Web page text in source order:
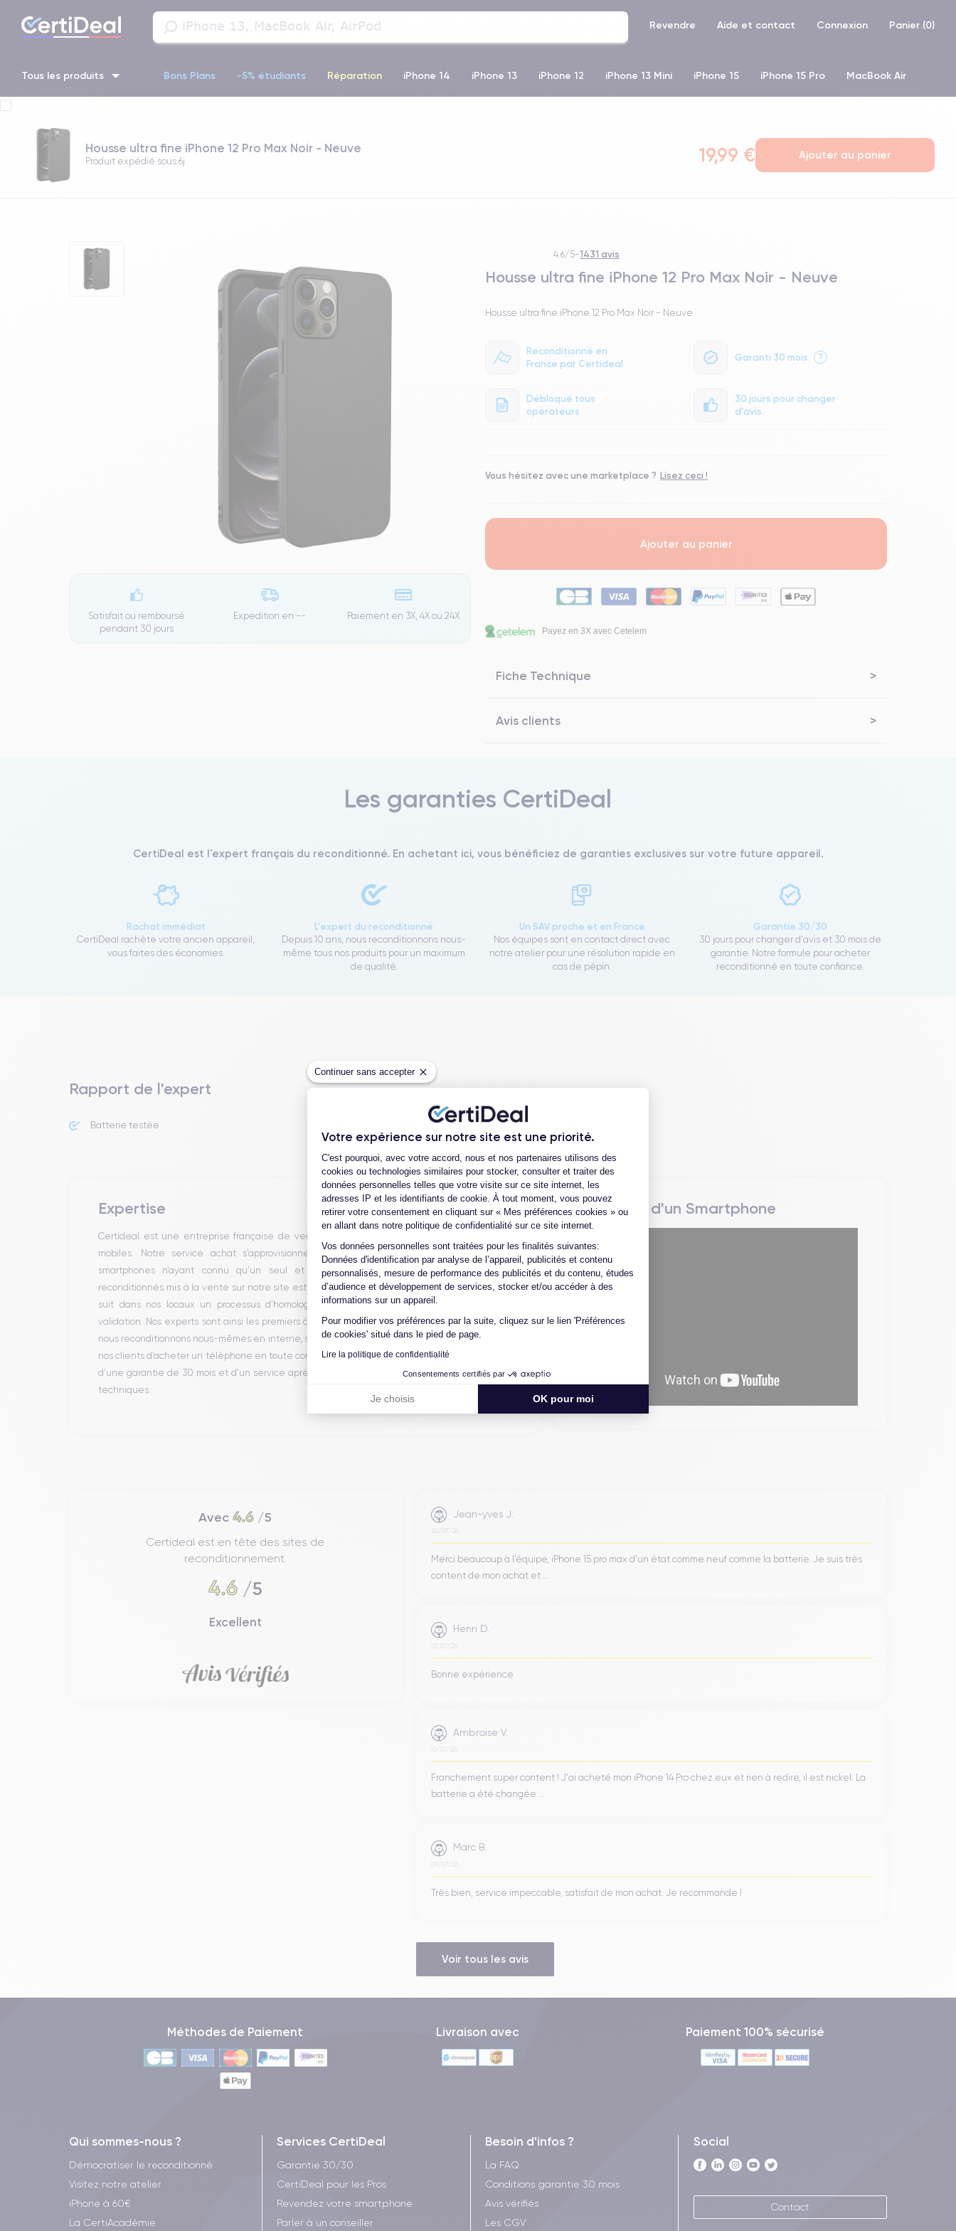
Continuer sans accepter
Votre expérience sur notre site est une priorité.
Plateforme de Gestion du Consentement : Personnalisez vos Options
C'est pourquoi, avec votre accord, nous et nos partenaires utilisons des
cookies ou technologies similaires pour stocker, consulter et traiter des
données personnelles telles que votre visite sur ce site internet, les
adresses IP et les identifiants de cookie. À tout moment, vous pouvez
retirer votre consentement en cliquant sur « Mes préférences cookies » ou
en allant dans notre politique de confidentialité sur ce site internet.
Vos données personnelles sont traitées pour les finalités suivantes:
Données d'identification par analyse de l’appareil, publicités et contenu
personnalisés, mesure de performance des publicités et du contenu, études
d’audience et développement de services, stocker et/ou accéder à des
informations sur un appareil.
Pour modifier vos préférences par la suite, cliquez sur le lien 'Préférences
de cookies' situé dans le pied de page.
Lire la politique de confidentialité
Consentements certifiés par
Je choisis OK pour moi
Axeptio consent
Revendre Aide et contact Connexion Panier (0)
Tous les produits Bons Plans -5% étudiants Réparation iPhone 14 iPhone 13 iPhone 12 iPhone 13 Mini iPhone 15 iPhone 15 Pro MacBook Air
iPhone 14 pro
Housse ultra fine iPhone 12 Pro Max Noir - Neuve
Produit expédié sous 6j 19,99 € Ajouter au panier
Satisfait ou remboursé
pendant 30 jours
Expedition en -- Paiement en 3X, 4X ou 24X
4.6/5-1431 avis
Housse ultra fine iPhone 12 Pro Max Noir - Neuve
Housse ultra fine iPhone 12 Pro Max Noir - Neuve
Reconditionné en
France par Certideal
Garanti 30 mois ?
Débloqué tous
opérateurs
30 jours pour changer
d'avis
Vous hésitez avec une marketplace ? Lisez ceci !
Ajouter au panier
Payez en 3X avec Cetelem
Fiche Technique
Avis clients
Les garanties CertiDeal
CertiDeal est l'expert français du reconditionné. En achetant ici, vous bénéficiez de garanties exclusives sur votre future appareil.
Rachat immédiat
CertiDeal rachète votre ancien appareil,
vous faites des économies.
L'expert du reconditionné
Depuis 10 ans, nous reconditionnons nous-
même tous nos produits pour un maximum
de qualité.
Un SAV proche et en France
Nos équipes sont en contact direct avec
notre atelier pour une résolution rapide en
cas de pépin.
Garantie 30/30
30 jours pour changer d'avis et 30 mois de
garantie. Notre formule pour acheter
reconditionné en toute confiance.
Rapport de l'expert
Batterie testée
Expertise
Certideal est une entreprise française de vente et de reconditionnement de téléphones
mobiles. Notre service achat s’approvisionne auprès d’opérateurs qui reprennent des
smartphones n’ayant connu qu’un seul et unique propriétaire. Chacun des produits
reconditionnés mis à la vente sur notre site est alors récupéré physiquement par nos soins et
suit dans nos locaux un processus d’homologation en trois étapes : vérification, test et
validation. Nos experts sont ainsi les premiers à intervenir techniquement sur le produit, que
nous reconditionnons nous-mêmes en interne, sans autre intermédiaire. C’est l’assurance pour
nos clients d’acheter un téléphone en toute confiance, reconditionné en France, accompagné
d’une garantie de 30 mois et d’un service après-vente en contact continu avec nos experts
techniques.
Parcours d'un Smartphone
Avec4.6 /5
Certideal est en tête des sites de
reconditionnement.
4.6/5
Excellent
Jean-yves J.
26/07/26
Merci beaucoup à l’équipe, iPhone 15 pro max d’un état comme neuf comme la batterie. Je suis très
content de mon achat et ...
Henri D.
12/07/26
Bonne expérience
Ambroise V.
10/07/26
Franchement super content ! J'ai acheté mon iPhone 14 Pro chez eux et rien à redire, il est nickel. La
batterie a été changée ...
Marc B.
09/07/26
Très bien, service impeccable, satisfait de mon achat. Je recommande !
Voir tous les avis
Méthodes de Paiement Livraison avec Paiement 100% sécurisé
Qui sommes-nous ?
Démocratiser le reconditionné
Visitez notre atelier
iPhone à 60€
La CertiAcadémie
Services CertiDeal
Garantie 30/30
CertiDeal pour les Pros
Revendez votre smartphone
Parler à un conseiller
Besoin d'infos ?
La FAQ
Conditions garantie 30 mois
Avis vérifiés
Les CGV
Social
Contact